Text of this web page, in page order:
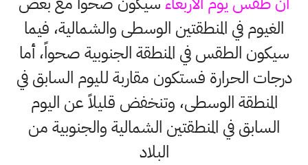
الغيوم في المنطقتين الوسطى والشمالية، فيما
سيكون الطقس في المنطقة الجنوبية صحواً، أما
درجات الحرارة فستكون مقاربة لليوم السابق في
المنطقة الوسطى، وتنخفض قليلاً عن اليوم
السابق في المنطقتين الشمالية والجنوبية من
البلاد